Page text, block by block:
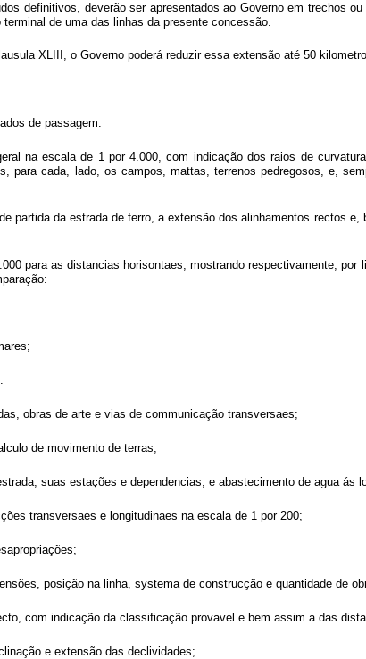
definitivos, deverão ser apresentados ao Governo em trechos
de uma das linhas da presente concessão.
XLIII, o Governo poderá reduzir essa extensão até 50
de passagem.
na escala de 1 por 4.000, com indicação dos raios de
cada, lado, os campos, mattas, terrenos pedregosos, e,
partida da estrada de ferro, a extensão dos alinhamentos rectos
para as distancias horisontaes, mostrando respectivamente,
obras de arte e vias de communicação transversaes;
de movimento de terras;
suas estações e dependencias, e abastecimento de agua ás
transversaes e longitudinaes na escala de 1 por 200;
posição na linha, systema de construcção e quantidade de
com indicação da classificação provavel e bem assim a das
e extensão das declividades;